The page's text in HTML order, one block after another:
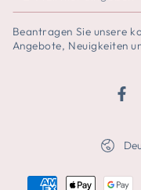
Mail
hier
Beantragen Sie unsere
Angebote, Neuigkeiten